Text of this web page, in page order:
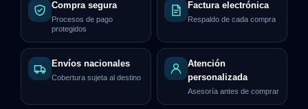
Compra segura
Procesos de pago
protegidos
Factura electrónica
Respaldo de cada compra
Envíos nacionales
Cobertura sujeta al destino
Atención
personalizada
Asesoría antes de comprar